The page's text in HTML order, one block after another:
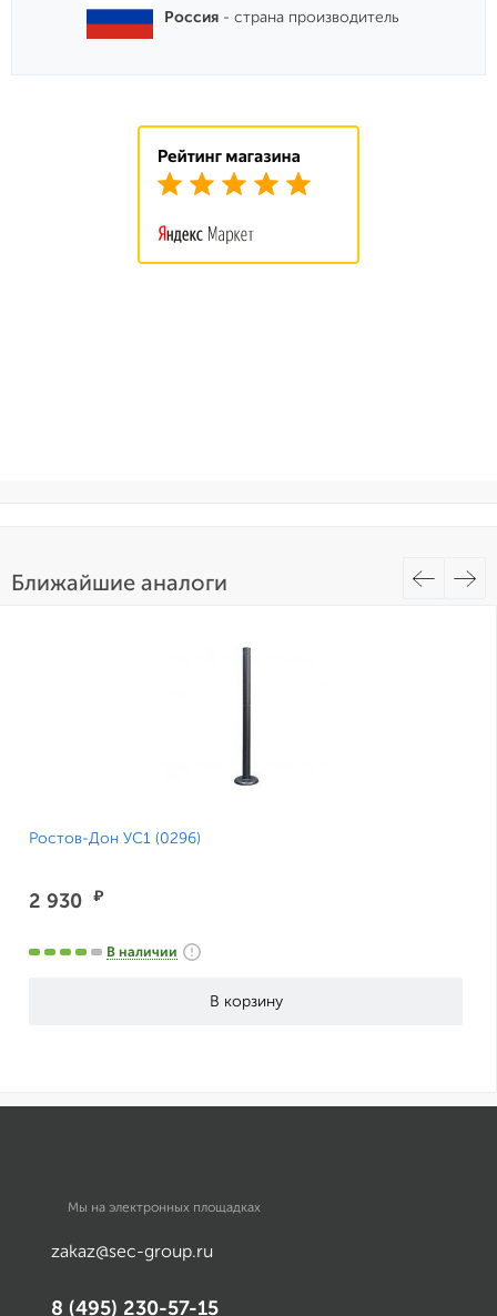
Россия - страна производитель
Ближайшие аналоги
Ростов-Дон УС1 (0296)
2 930 ₽
В наличии
Мы на электронных площадках
zakaz@sec-group.ru
8 (495) 230-57-15